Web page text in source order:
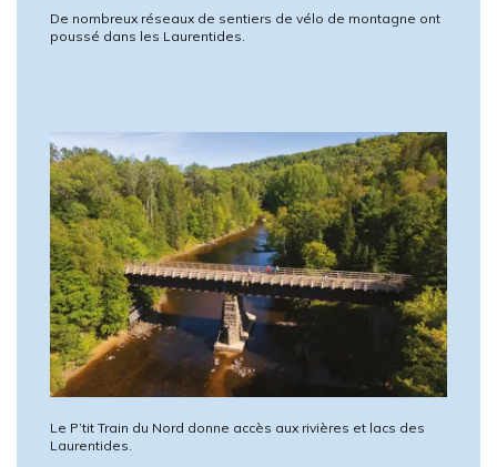
De nombreux réseaux de sentiers de vélo de montagne ont
poussé dans les Laurentides.
Le P’tit Train du Nord donne accès aux rivières et lacs des
Laurentides.